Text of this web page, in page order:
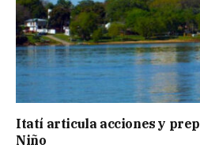
Itatí articula acciones y
Niño